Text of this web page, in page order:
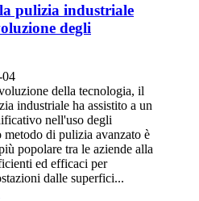
pulizia industriale
degli
04
della tecnologia, il
industriale ha assistito a un
nell'uso degli
metodo di pulizia avanzato è
popolare tra le aziende alla
ed efficaci per
dalle superfici...